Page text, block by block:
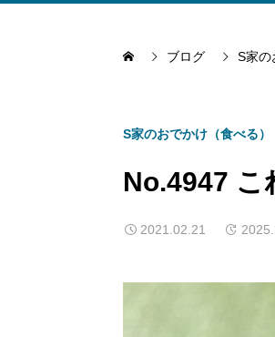
ブログ S家の
S家のおでかけ（食べる）
No.4947 こ
2021.02.21